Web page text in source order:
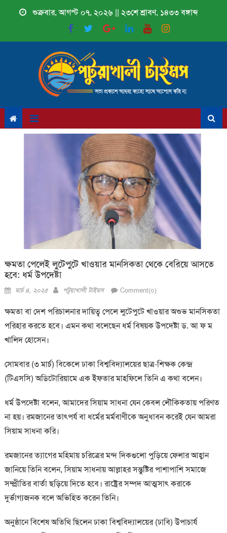
শুক্রবার, আগস্ট ০৭, ২০২৬ || ২৩শে শ্রাবণ, ১৪৩৩ বঙ্গাব্দ
ক্ষমতা পেলেই লুটেপুটে খাওয়ার মানসিকতা থেকে বেরিয়ে আসতে
হবে: ধর্ম উপদেষ্টা
Posted
মার্চ ৪, ২০২৫ Author
পটুয়াখালী টাইমস Comment(০)
ক্ষমতা বা দেশ পরিচালনার দায়িত্ব পেলে লুটেপুটে খাওয়ার অশুভ মানসিকতা
পরিহার করতে হবে। এমন কথা বলেছেন ধর্ম বিষয়ক উপদেষ্টা ড. আ ফ ম
খালিদ হোসেন।
সোমবার (৩ মার্চ) বিকেলে ঢাকা বিশ্ববিদ্যালয়ের ছাত্র-শিক্ষক কেন্দ্র
(টিএসসি) অডিটোরিয়ামে এক ইফতার মাহফিলে তিনি এ কথা বলেন।
ধর্ম উপদেষ্টা বলেন, আমাদের সিয়াম সাধনা যেন কেবল লৌকিকতায় পরিণত
না হয়। রমজানের তাৎপর্য বা ধর্মের মর্মবাণীকে অনুধাবন করেই যেন আমরা
সিয়াম সাধনা করি।
রমজানের ত্যাগের মহিমায় চরিত্রের মন্দ দিকগুলো পুড়িয়ে ফেলার আহ্বান
জানিয়ে তিনি বলেন, সিয়াম সাধনায় আল্লাহর সন্তুষ্টির পাশাপাশি সমাজে
সম্প্রীতির বার্তা ছড়িয়ে দিতে হবে। রাষ্ট্রের সম্পদ আত্মসাৎ করাকে
দুর্ভাগ্যজনক বলে অভিহিত করেন তিনি।
অনুষ্ঠানে বিশেষ অতিথি ছিলেন ঢাকা বিশ্ববিদ্যালয়ের (ঢাবি) উপাচার্য